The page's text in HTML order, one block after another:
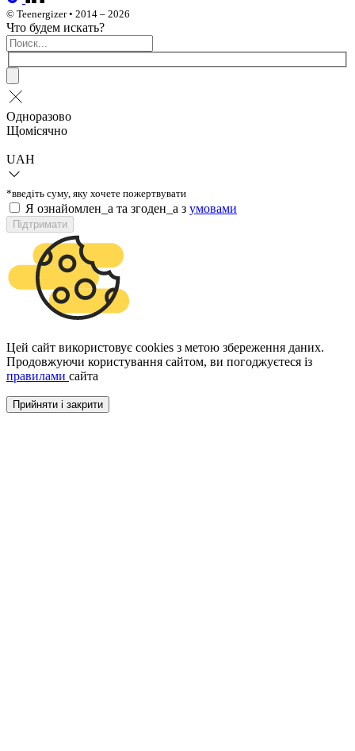
© Teenergizer • 2014 – 2026
Что будем искать?
Одноразово
Щомісячно
UAH
*введіть суму, яку хочете пожертвувати
Я ознайомлен_а та згоден_а з умовами
Підтримати
Цей сайт використовує cookies з метою збереження даних.
Продовжуючи користування сайтом, ви погоджуєтеся із
правилами сайта
Прийняти і закрити